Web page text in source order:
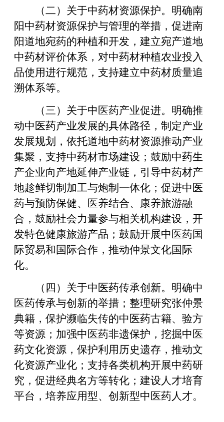
（二）关于中药材资源保护。明确南
阳中药材资源保护与管理的举措，促进南
阳道地宛药的种植和开发，建立宛产道地
中药材评价体系，对中药材种植农业投入
品使用进行规范，支持建立中药材质量追
溯体系等。
（三）关于中医药产业促进。明确推
动中医药产业发展的具体路径，制定产业
发展规划，依托道地中药材资源推动产业
集聚，支持中药材市场建设；鼓励中药生
产企业向产地延伸产业链，引导中药材产
地趁鲜切制加工与炮制一体化；促进中医
药与预防保健、医养结合、康养旅游融
合，鼓励社会力量参与相关机构建设，开
发特色健康旅游产品；鼓励开展中医药国
际贸易和国际合作，推动仲景文化国际
化。
（四）关于中医药传承创新。明确中
医药传承与创新的举措；整理研究张仲景
典籍，保护濒临失传的中医药古籍、验方
等资源；加强中医药非遗保护，挖掘中医
药文化资源，保护利用历史遗存，推动文
化资源产业化；支持各类机构开展中药研
究，促进经典名方等转化；建设人才培育
平台，培养应用型、创新型中医药人才。